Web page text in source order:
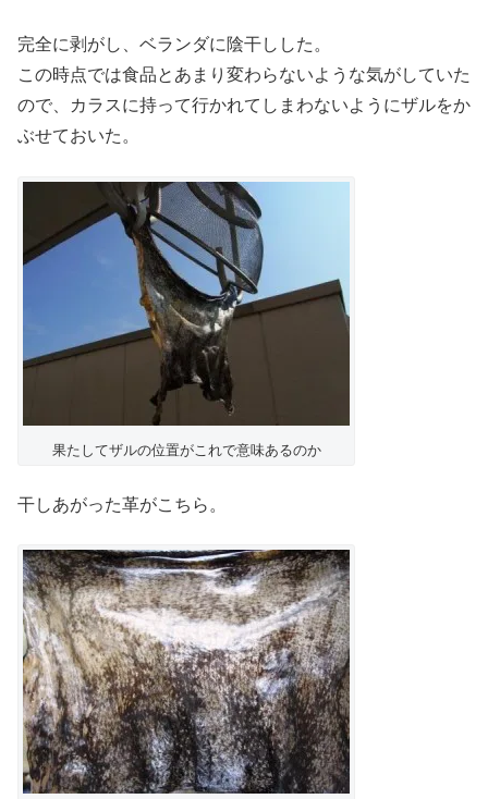
完全に剥がし、ベランダに陰干しした。
この時点では食品とあまり変わらないような気がしていた
ので、カラスに持って行かれてしまわないようにザルをか
ぶせておいた。
果たしてザルの位置がこれで意味あるのか
干しあがった革がこちら。